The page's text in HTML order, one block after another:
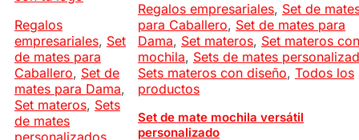
Regalos
empresariales, Set
de mates para
Caballero, Set de
mates para Dama,
Set materos, Sets
de mates
personalizados,
Regalos empresariales, Set de
para Caballero, Set de mates para
Dama, Set materos, Set materos con
mochila, Sets de mates
Sets materos con diseño, Todos los
productos
Set de mate mochila versátil
personalizado